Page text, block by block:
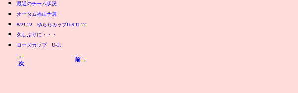
■
最近のチーム状況
■
オータム福山予選
■
8/21.22 ゆららカップU-9,U-12
■
久しぶりに・・・
■
ローズカップ U-11
←
次
前→